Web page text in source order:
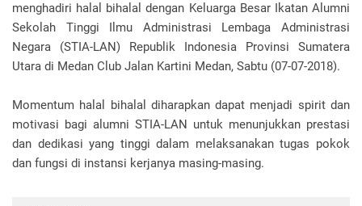
menghadiri halal bihalal dengan Keluarga Besar Ikatan Alumni
Sekolah Tinggi Ilmu Administrasi Lembaga Administrasi
Negara (STIA-LAN) Republik Indonesia Provinsi Sumatera
Utara di Medan Club Jalan Kartini Medan, Sabtu (07-07-2018).
Momentum halal bihalal diharapkan dapat menjadi spirit dan
motivasi bagi alumni STIA-LAN untuk menunjukkan prestasi
dan dedikasi yang tinggi dalam melaksanakan tugas pokok
dan fungsi di instansi kerjanya masing-masing.